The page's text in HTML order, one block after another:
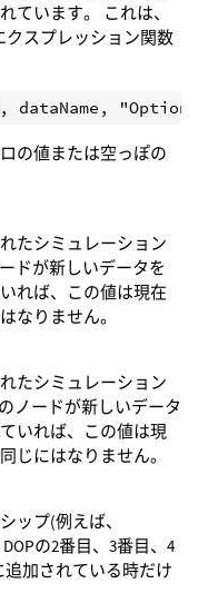
ています。 これは、
クスプレッション関数
の値または空っぽの
たシミュレーション
ドが新しいデータを
れば、この値は現在
なりません。
たシミュレーション
ノードが新しいデータ
いれば、この値は現
じにはなりません。
ップ(例えば、
の2番目、3番目、4
加されている時だけ